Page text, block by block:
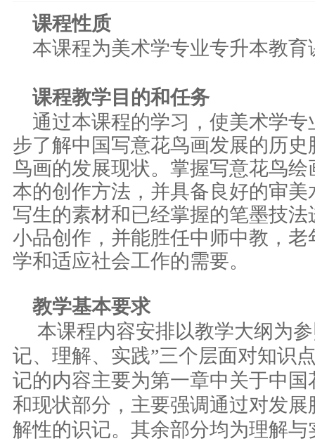
课程性质
本课程为美术学专业专升本教育
课程教学目的和任务
通过本课程的学习，使美术学
步了解中国写意花鸟画发展的历
鸟画的发展现状。掌握写意花鸟
本的创作方法，并具备良好的审
写生的素材和已经掌握的笔墨技
小品创作，并能胜任中师中教，
学和适应社会工作的需要。
教学基本要求
本课程内容安排以教学大纲为
记、理解、实践”三个层面对知识
记的内容主要为第一章中关于中
和现状部分，主要强调通过对发
解性的识记。其余部分均为理解